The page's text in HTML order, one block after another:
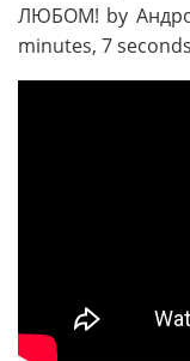
ЛЮБОМ! by
minutes, 7 seconds